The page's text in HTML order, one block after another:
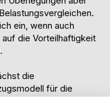
ein, wenn auch
die Vorteilhaftigkeit
die
für die